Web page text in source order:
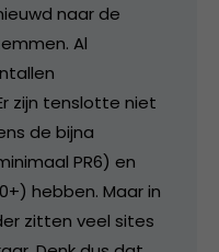
naar de
Al
zijn tenslotte niet
de bijna
PR6) en
hebben. Maar in
zitten veel sites